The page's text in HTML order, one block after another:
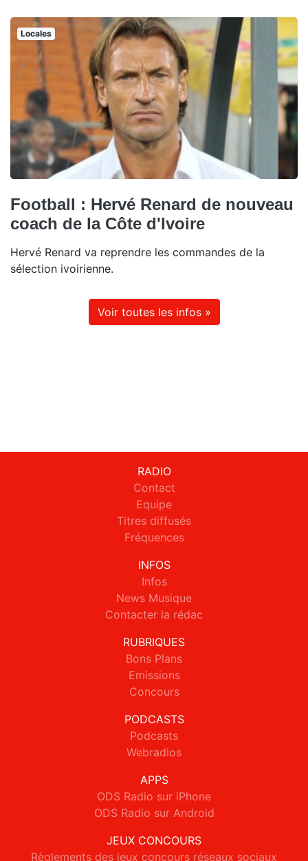
Locales
Football : Hervé Renard de nouveau
coach de la Côte d'Ivoire
Hervé Renard va reprendre les commandes de la
sélection ivoirienne.
Voir toutes les infos »
RADIO
Contact
Equipe
Titres diffusés
Fréquences
INFOS
Infos
News Musique
Contacter la rédac
RUBRIQUES
Bons Plans
Emissions
Concours
PODCASTS
Podcasts
Webradios
APPS
ODS Radio sur iPhone
ODS Radio sur Android
JEUX CONCOURS
Règlements des jeux concours réseaux sociaux